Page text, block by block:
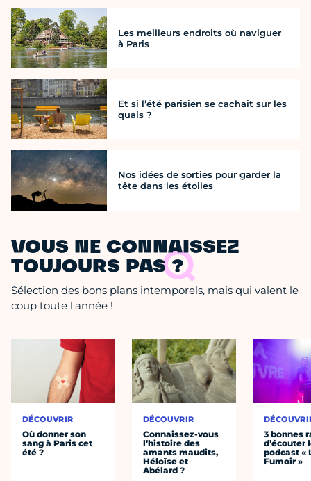
Les meilleurs endroits où naviguer
à Paris
Et si l’été parisien se cachait sur les
quais ?
Nos idées de sorties pour garder la
tête dans les étoiles
VOUS NE CONNAISSEZ
TOUJOURS PAS ?
Sélection des bons plans intemporels, mais qui valent le
coup toute l'année !
DÉCOUVRIR
Où donner son
sang à Paris cet
été ?
DÉCOUVRIR
Connaissez-vous
l’histoire des
amants maudits,
Héloïse et
Abélard ?
3 bonnes
d’écouter
podcast «
Fumoir »